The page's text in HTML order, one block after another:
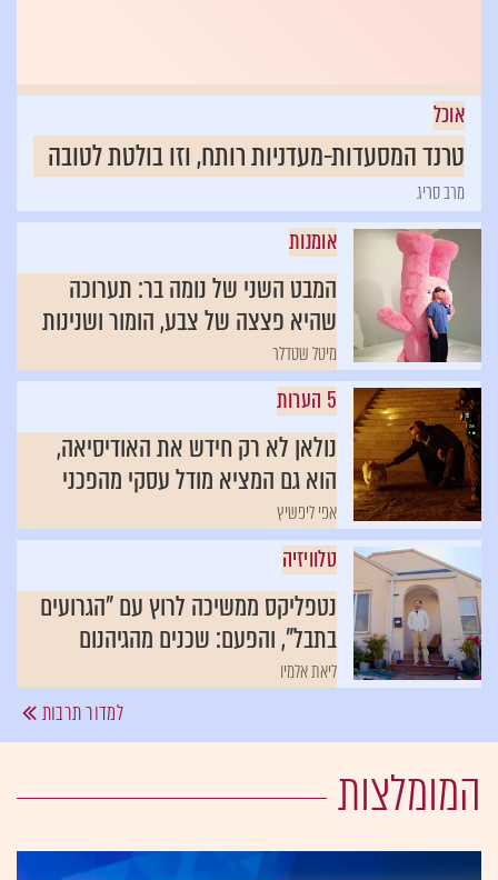
אוכל
טרנד המסעדות-מעדניות רותח, וזו בולטת לטובה
מרב סריג
אומנות
המבט השני של נומה בר: תערוכה
שהיא פצצה של צבע, הומור ושנינות
מיטל שטדלר
5 הערות
נולאן לא רק חידש את האודיסיאה,
הוא גם המציא מודל עסקי מהפכני
אפי ליפשיץ
טלוויזיה
נטפליקס ממשיכה לרוץ עם "הגרועים
בתבל", והפעם: שכנים מהגיהנום
ליאת אלמיו
למדור תרבות
המומלצות